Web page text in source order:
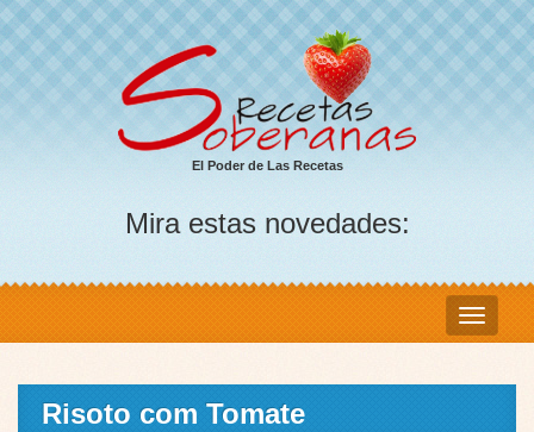
El Poder de Las Recetas
Mira estas novedades:
Risoto com Tomate